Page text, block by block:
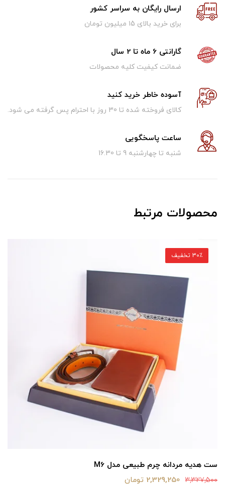
ارسال رایگان به سراسر کشور
برای خرید بالای ۱5 میلیون تومان
گارانتی 6 ماه تا 2 سال
ضمانت کیفیت کلیه محصولات
آسوده خاطر خرید کنید
کالای فروخته شده تا 30 روز با احترام پس گرفته می شود.
ساعت پاسخگویی
شنبه تا چهارشنبه 9 تا 16.30
محصولات مرتبط
ست هدیه مردانه چرم طبیعی مدل M6
3,327,500 2,329,250 تومان
30٪ تخفیف